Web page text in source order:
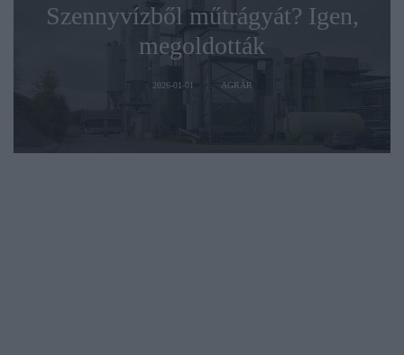
Szennyvízből műtrágyát? Igen,
megoldották
2026-01-01 AGRÁR